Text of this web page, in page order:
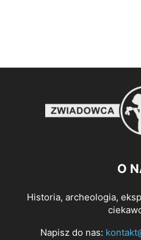
O
Historia, archeologia,
Napisz do nas: